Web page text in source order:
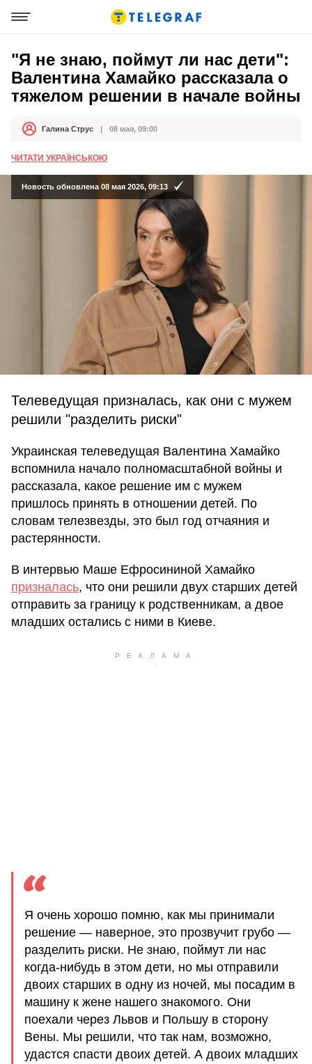
"Я не знаю, поймут ли нас дети":
Валентина Хамайко рассказала о
тяжелом решении в начале войны
АвторГалина Струс
Дата публикации 08 мая, 09:00
ЧИТАТИ УКРАЇНСЬКОЮ
Новость обновлена 08 мая 2026, 09:13
Телеведущая призналась, как они с мужем
решили "разделить риски"
Украинская телеведущая Валентина Хамайко
вспомнила начало полномасштабной войны и
рассказала, какое решение им с мужем
пришлось принять в отношении детей. По
словам телезвезды, это был год отчаяния и
растерянности.
В интервью Маше Ефросининой Хамайко
призналась, что они решили двух старших детей
отправить за границу к родственникам, а двое
младших остались с ними в Киеве.
Я очень хорошо помню, как мы принимали
решение — наверное, это прозвучит грубо —
разделить риски. Не знаю, поймут ли нас
когда-нибудь в этом дети, но мы отправили
двоих старших в одну из ночей, мы посадим в
машину к жене нашего знакомого. Они
поехали через Львов и Польшу в сторону
Вены. Мы решили, что так нам, возможно,
удастся спасти двоих детей. А двоих младших